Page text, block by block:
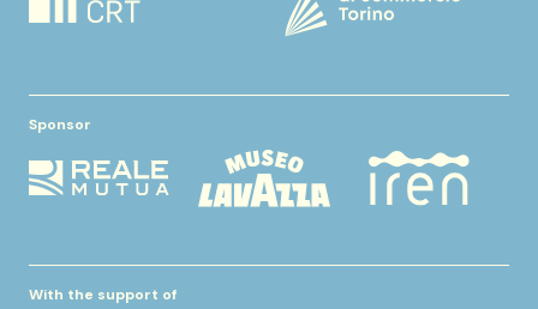
Sponsor
With the support of